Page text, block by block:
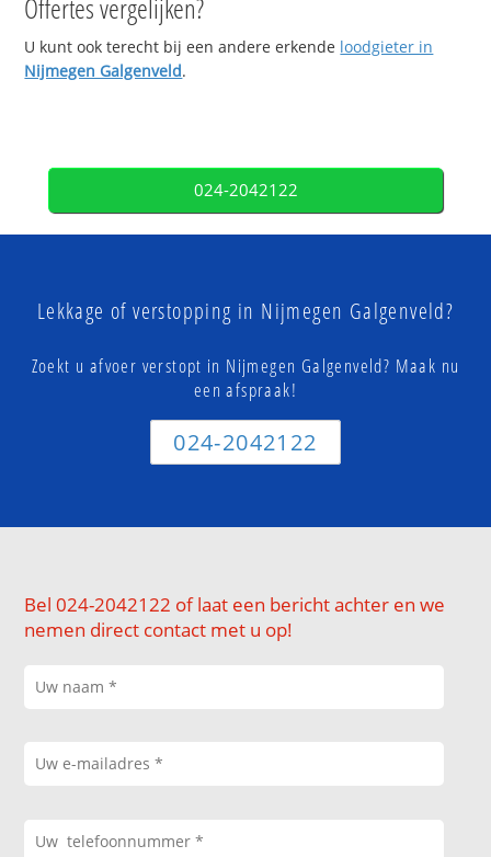
Offertes vergelijken?
U kunt ook terecht bij een andere erkende loodgieter in
Nijmegen Galgenveld.
024-2042122
Lekkage of verstopping in Nijmegen Galgenveld?
Zoekt u afvoer verstopt in Nijmegen Galgenveld? Maak nu
een afspraak!
024-2042122
Bel 024-2042122 of laat een bericht achter en we
nemen direct contact met u op!